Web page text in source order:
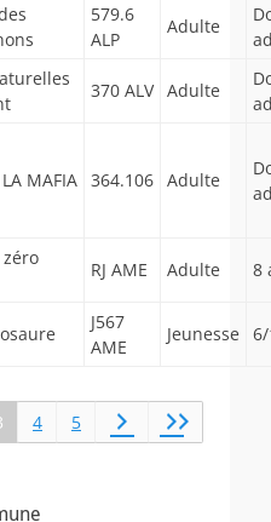
579.6
ALP
Adulte
370 ALV Adulte
MAFIA 364.106 Adulte
RJ AME Adulte 8
J567
AME
Jeunesse
4 5